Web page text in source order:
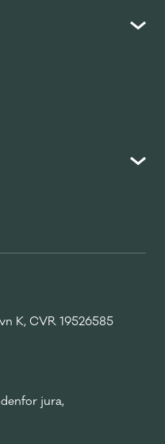
K, CVR 19526585
jura,